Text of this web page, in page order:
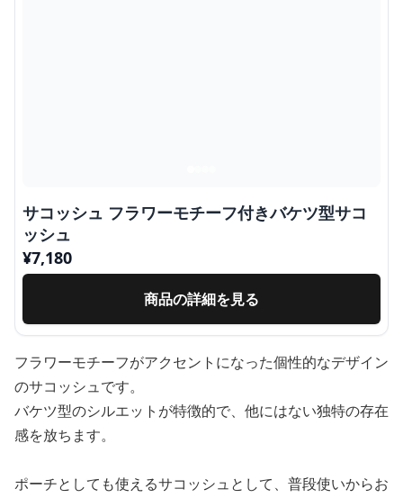
サコッシュ フラワーモチーフ付きバケツ型サコ
ッシュ
¥7,180
商品の詳細を見る
フラワーモチーフがアクセントになった個性的なデザイン
のサコッシュです。
バケツ型のシルエットが特徴的で、他にはない独特の存在
感を放ちます。
ポーチとしても使えるサコッシュとして、普段使いからお